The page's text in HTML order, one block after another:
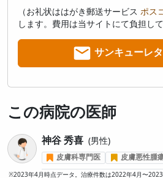
（お礼状ははがき郵送サービス ポス
します。費用は当サイトにて負担して
サンキューレ
この病院の医師
神谷 秀喜 男性
皮膚科専門医 皮膚悪性腫
※2023年4月時点データ。治療件数は2022年4月〜